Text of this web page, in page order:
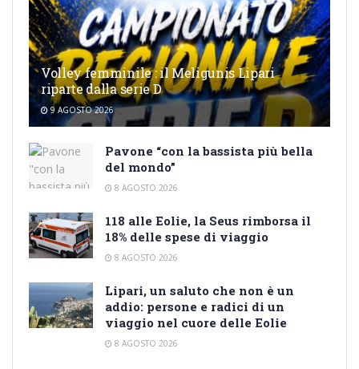
Volley femminile : il Meligunis Lipari
riparte dalla serie D
9 AGOSTO 2026
Pavone “con la bassista più bella
del mondo”
8 AGOSTO 2026
118 alle Eolie, la Seus rimborsa il
18% delle spese di viaggio
8 AGOSTO 2026
Lipari, un saluto che non è un
addio: persone e radici di un
viaggio nel cuore delle Eolie
8 AGOSTO 2026